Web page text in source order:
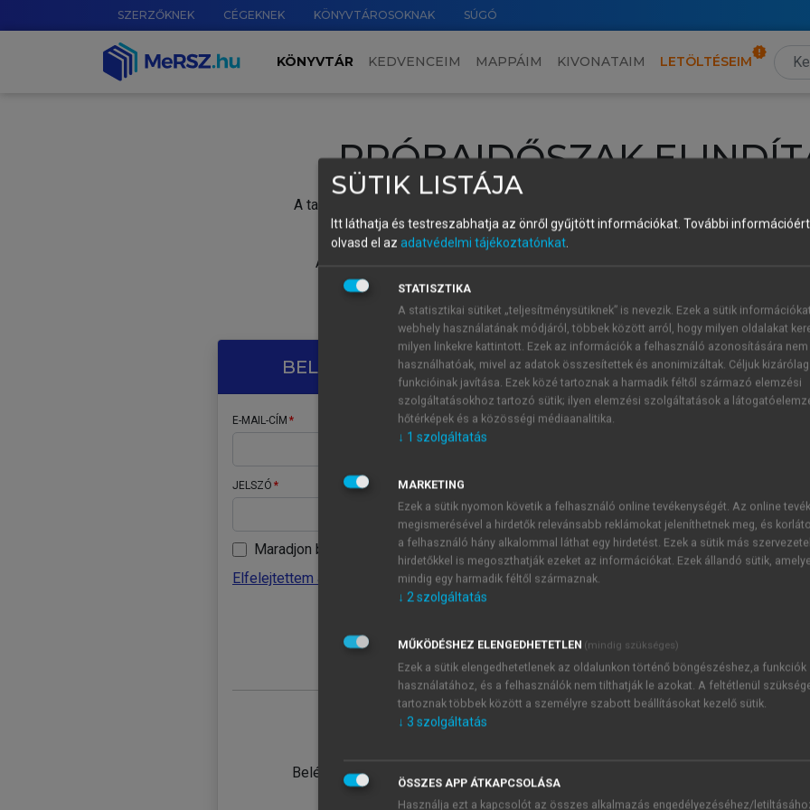
SZERZŐKNEK CÉGEKNEK KÖNYVTÁROSOKNAK SÚGÓ
KÖNYVTÁR KEDVENCEIM MAPPÁIM KIVONATAIM LETÖLTÉSEIM
PRÓBAIDŐSZAK
A tartalom megtekintéséhez lépj be a saját fiókoddal, iskolai azonosítóddal vagy
Új felhasználóként1 óra díjmentes hozzáférésrevagy
A próbaidőszak elindításához,
vagy hozz
A regisztráció után a
BELÉPÉS SAJÁT FIÓKKAL
E-MAIL-CÍM
JELSZÓ
Maradjon belépve
Elfelejtettem a jelszavamat
Belépés intézményi azonosítóval
ÚJ FIÓK
1 óra
JELSZÓ
Kérek értesítést a MeRSZ
Kérek értesítést az
SÜTIK LISTÁJA
Itt láthatja és testreszabhatja az önről gyűjtött információkat. További
olvasd el az adatvédelmi tájékoztatónkat.
STATISZTIKA
A statisztikai sütiket „teljesítménysütiknek” is nevezik. Ezek a sütik
webhely használatának módjáról, többek között arról, hogy milyen oldalakat
milyen linkekre kattintott. Ezek az információk a felhasználó azonosítására nem
használhatóak, mivel az adatok összesítettek és anonimizáltak. Céljuk
funkcióinak javítása. Ezek közé tartoznak a harmadik féltől származó elemzési
szolgáltatásokhoz tartozó sütik; ilyen elemzési szolgáltatások a
hőtérképek és a közösségi médiaanalitika.
↓ 1 szolgáltatás
MARKETING
Ezek a sütik nyomon követik a felhasználó online tevékenységét. Az online
megismerésével a hirdetők relevánsabb reklámokat jeleníthetnek meg, és
a felhasználó hány alkalommal láthat egy hirdetést. Ezek a sütik más
hirdetőkkel is megoszthatják ezeket az információkat. Ezek állandó sütik,
mindig egy harmadik féltől származnak.
↓ 2szolgáltatás
MŰKÖDÉSHEZ ELENGEDHETETLEN (mindig szükséges)
Ezek a sütik elengedhetetlenek az oldalunkon történő böngészéshez,a funkciók
használatához, és a felhasználók nem tilthatják le azokat. A feltétlenül
tartoznak többek között a személyre szabott beállításokat kezelő sütik.
↓ 3 szolgáltatás
ÖSSZES APP ÁTKAPCSOLÁSA
Használja ezt a kapcsolót az összes alkalmazás engedélyezéséhez/